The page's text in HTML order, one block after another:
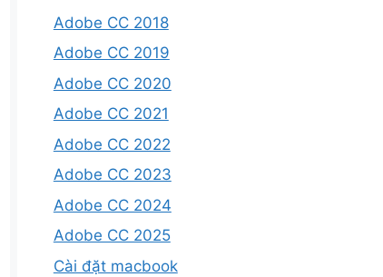
Adobe CC 2018
Adobe CC 2019
Adobe CC 2020
Adobe CC 2021
Adobe CC 2022
Adobe CC 2023
Adobe CC 2024
Adobe CC 2025
Cài đặt macbook